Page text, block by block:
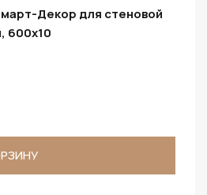
Декор для стеновой
600x10